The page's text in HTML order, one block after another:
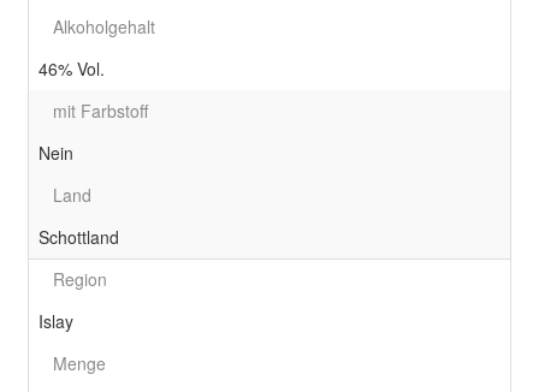
Alkoholgehalt
46% Vol.
mit Farbstoff
Nein
Land
Schottland
Region
Islay
Menge